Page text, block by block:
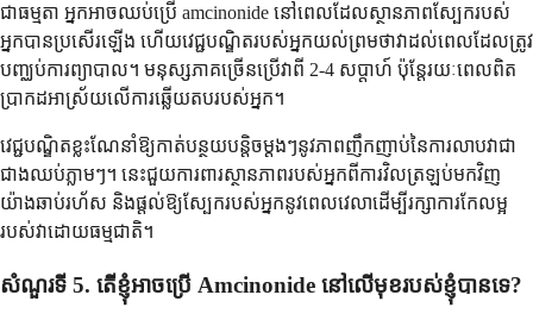
ជាធម្មតា អ្នកអាចឈប់ប្រើ amcinonide នៅពេលដែលស្ថានភាពស្បែករបស់
អ្នកបានប្រសើរឡើង ហើយវេជ្ជបណ្ឌិតរបស់អ្នកយល់ព្រមថាវាដល់ពេលដែលត្រូវ
បញ្ឈប់ការព្យាបាល។ មនុស្សភាគច្រើនប្រើវាពី 2-4 សប្តាហ៍ ប៉ុន្តែរយៈពេលពិត
ប្រាកដអាស្រ័យលើការឆ្លើយតបរបស់អ្នក។
វេជ្ជបណ្ឌិតខ្លះណែនាំឱ្យកាត់បន្ថយបន្តិចម្តងៗនូវភាពញឹកញាប់នៃការលាបវាជា
ជាងឈប់ភ្លាមៗ។ នេះជួយការពារស្ថានភាពរបស់អ្នកពីការវិលត្រឡប់មកវិញ
យ៉ាងឆាប់រហ័ស និងផ្តល់ឱ្យស្បែករបស់អ្នកនូវពេលវេលាដើម្បីរក្សាការកែលម្អ
របស់វាដោយធម្មជាតិ។
សំណួរទី 5. តើខ្ញុំអាចប្រើ Amcinonide នៅលើមុខរបស់ខ្ញុំបានទេ?